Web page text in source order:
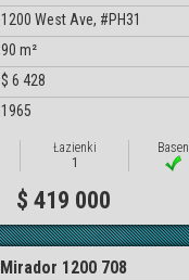
1200 West Ave, #PH31
90 m²
$ 6 428
1965
Łazienki
1
Basen
$ 419 000
Mirador 1200 708